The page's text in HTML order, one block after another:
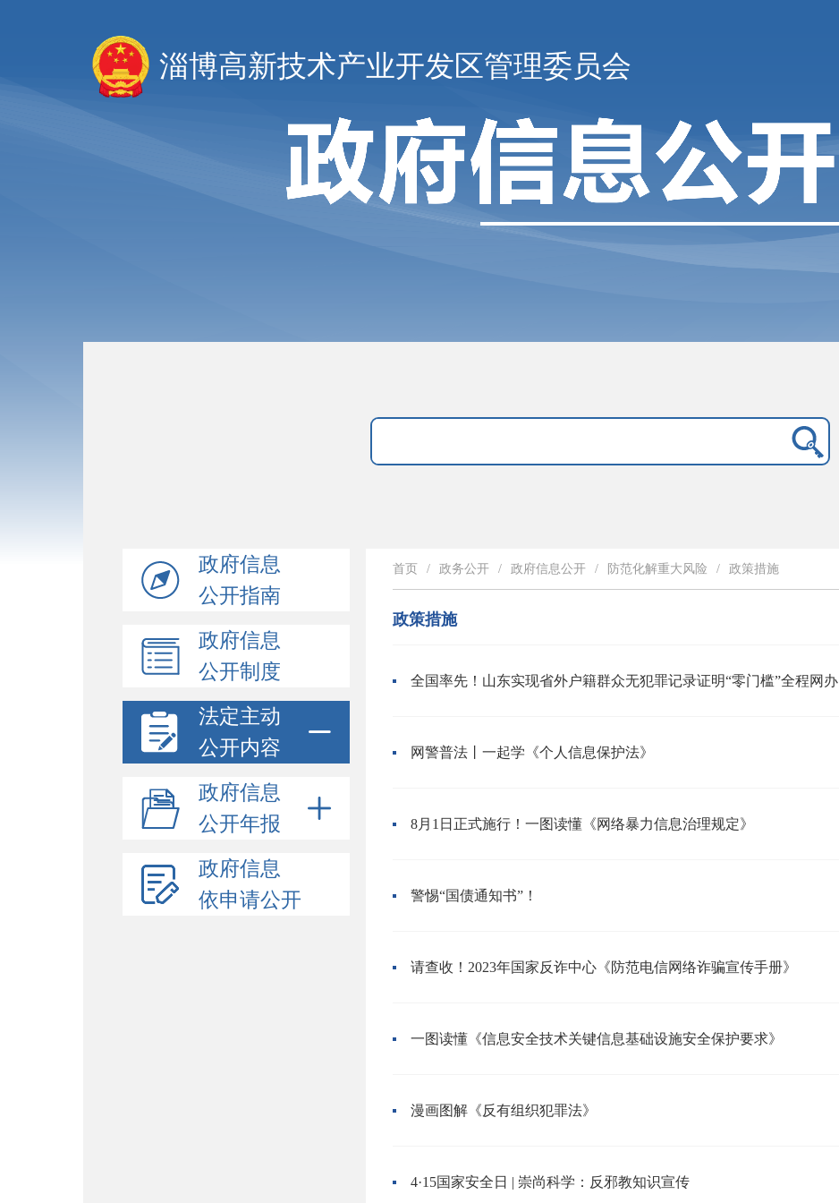
淄博高新技术产业开发区管理委员会
政府信息
公开指南
政府信息
公开制度
法定主动
公开内容
政府信息
公开年报
政府信息
依申请公开
首页 / 政务公开 / 政府信息公开 / 防范化解重大风险 / 政策措施
政策措施
全国率先！山东实现省外户籍群众无犯罪记录证明“零门槛”全程网办
网警普法丨一起学《个人信息保护法》
8月1日正式施行！一图读懂《网络暴力信息治理规定》
警惕“国债通知书”！
请查收！2023年国家反诈中心《防范电信网络诈骗宣传手册》
一图读懂《信息安全技术关键信息基础设施安全保护要求》
漫画图解《反有组织犯罪法》
4·15国家安全日 | 崇尚科学：反邪教知识宣传